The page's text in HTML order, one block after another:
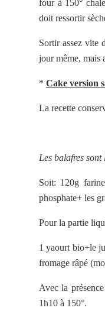
four à 150°
doit ressortir
Sortir assez vite
jour même, mais
* Cake version
La recette
Les balafres sont
Soit: 120g
phosphate+ les
Pour la partie
1 yaourt bio+le
fromage râpé
Avec la
1h10 à 150°.